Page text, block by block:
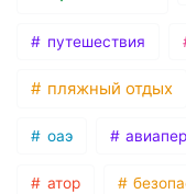
путешествия
пляжный отдых
оаэ
атор